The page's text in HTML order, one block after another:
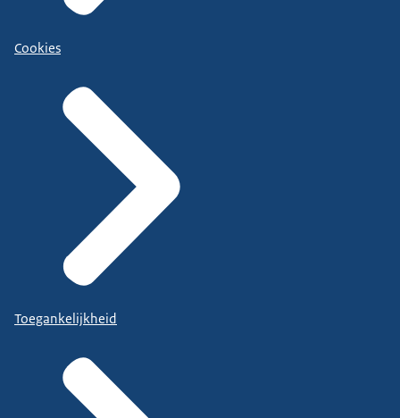
Cookies
Toegankelijkheid